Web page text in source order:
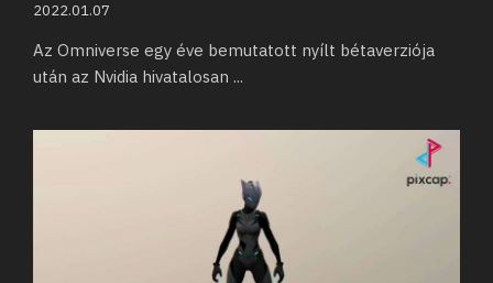
2022.01.07
Az Omniverse egy éve bemutatott nyílt bétaverziója
után az Nvidia hivatalosan ...